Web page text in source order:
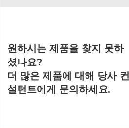
원하시는 제품을 찾지 못하
셨나요?
더 많은 제품에 대해 당사 컨
설턴트에게 문의하세요.